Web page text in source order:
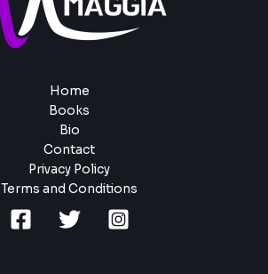
Home
Books
Bio
Contact
Privacy Policy
Terms and Conditions